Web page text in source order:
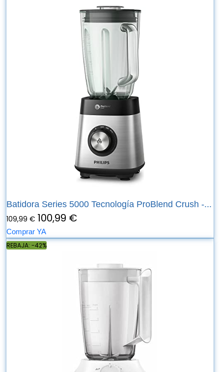
Batidora Series 5000 Tecnología ProBlend Crush -...
109,99 € 100,99 €
Comprar YA
REBAJA: -42%